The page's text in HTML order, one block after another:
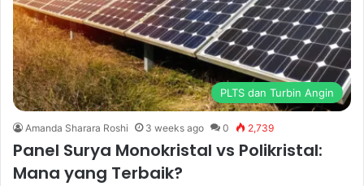
PLTS dan Turbin Angin
Amanda Sharara Roshi 3 weeks ago 0 2,739
Panel Surya Monokristal vs Polikristal:
Mana yang Terbaik?